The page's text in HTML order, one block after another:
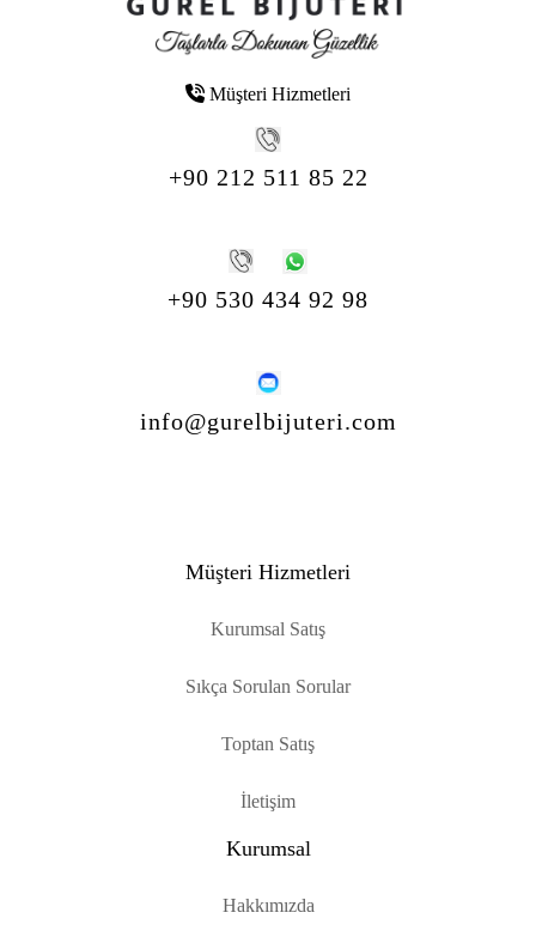
Müşteri Hizmetleri
+90 212 511 85 22
+90 530 434 92 98
info@gurelbijuteri.com
Müşteri Hizmetleri
Kurumsal Satış
Sıkça Sorulan Sorular
Toptan Satış
İletişim
Kurumsal
Hakkımızda